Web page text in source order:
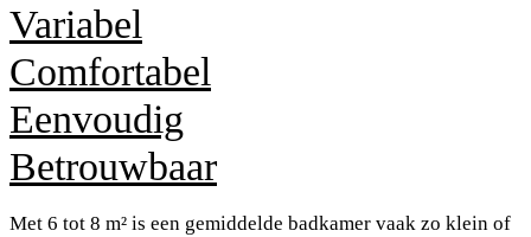
Variabel
Met 6 tot 8 m² is een gemiddelde badkamer vaak zo klein of
Comfortabel
Eenvoudig
Betrouwbaar